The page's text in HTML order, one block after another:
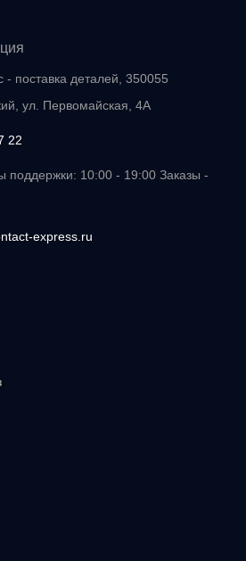
- поставка деталей, 350055
ул. Первомайская, 4А
22
поддержки: 10:00 - 19:00 Заказы -
express.ru